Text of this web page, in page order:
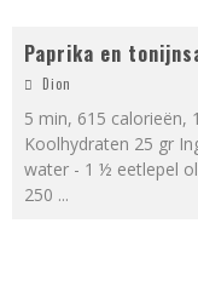
Paprika en
Dion
5 min, 615 calorieën,
Koolhydraten 25 gr
water - 1 ½ eetlepel
250 ...